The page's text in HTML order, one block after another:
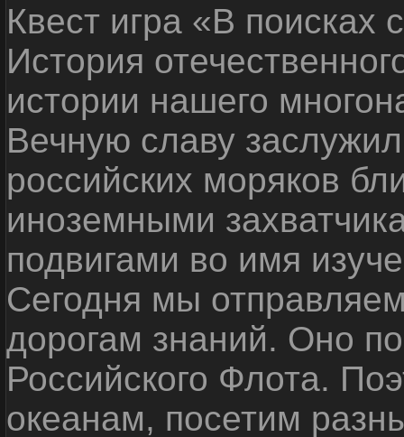
Квест игра «В
История
истории нашего
Вечную славу
российских моряков
иноземными
подвигами во имя
Сегодня мы
дорогам знаний. Оно
Российского Флота.
океанам, посетим